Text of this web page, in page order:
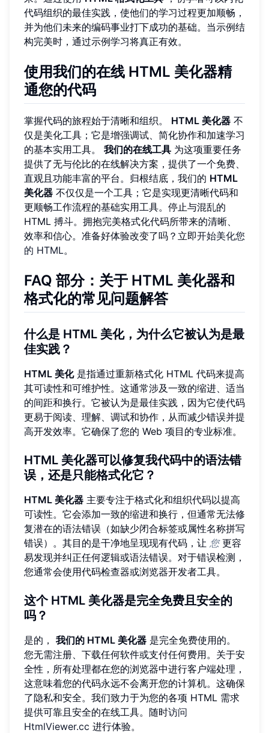
代码组织的最佳实践，使他们的学习过程更加顺畅，
并为他们未来的编码事业打下成功的基础。当示例结
构完美时，通过示例学习将真正有效。
使用我们的在线 HTML 美化器精
通您的代码
掌握代码的旅程始于清晰和组织。 HTML 美化器 不
仅是美化工具；它是增强调试、简化协作和加速学习
的基本实用工具。 我们的在线工具 为这项重要任务
提供了无与伦比的在线解决方案，提供了一个免费、
直观且功能丰富的平台。归根结底，我们的 HTML
美化器 不仅仅是一个工具；它是实现更清晰代码和
更顺畅工作流程的基础实用工具。停止与混乱的
HTML 搏斗。拥抱完美格式化代码所带来的清晰、
效率和信心。准备好体验改变了吗？立即开始美化您
的 HTML。
FAQ 部分：关于 HTML 美化器和
格式化的常见问题解答
什么是 HTML 美化，为什么它被认为是最
佳实践？
HTML 美化是指通过重新格式化 HTML 代码来提高
其可读性和可维护性。这通常涉及一致的缩进、适当
的间距和换行。它被认为是最佳实践，因为它使代码
更易于阅读、理解、调试和协作，从而减少错误并提
高开发效率。它确保了您的 Web 项目的专业标准。
HTML 美化器可以修复我代码中的语法错
误，还是只能格式化它？
HTML 美化器 主要专注于格式化和组织代码以提高
可读性。它会添加一致的缩进和换行，但通常无法修
复潜在的语法错误（如缺少闭合标签或属性名称拼写
错误）。其目的是干净地呈现现有代码，让 您更容
易发现并纠正任何逻辑或语法错误。对于错误检测，
您通常会使用代码检查器或浏览器开发者工具。
这个 HTML 美化器是完全免费且安全的
吗？
是的， 我们的 HTML 美化器 是完全免费使用的。
您无需注册、下载任何软件或支付任何费用。关于安
全性，所有处理都在您的浏览器中进行客户端处理，
这意味着您的代码永远不会离开您的计算机。这确保
了隐私和安全。我们致力于为您的各项 HTML 需求
提供可靠且安全的在线工具。随时访问
HtmlViewer.cc 进行体验。